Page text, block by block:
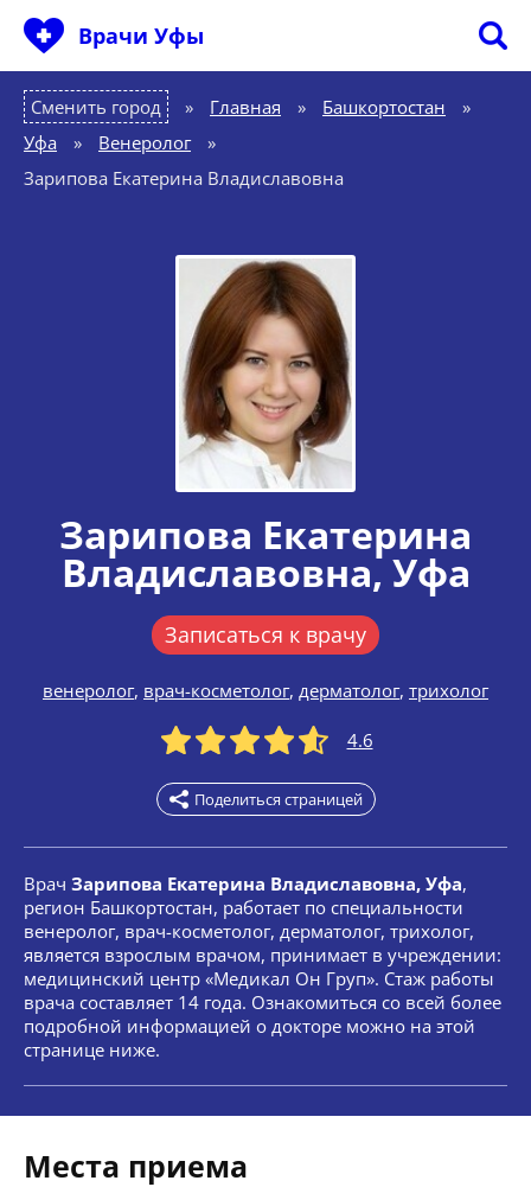
Врачи Уфы
Сменить город Главная » Башкортостан
»
Уфа
» Венеролог
»
Зарипова Екатерина Владиславовна
Зарипова Екатерина
Владиславовна, Уфа
Записаться к врачу
венеролог, врач-косметолог, дерматолог, трихолог
4.6
Поделиться страницей
Врач Зарипова Екатерина Владиславовна, Уфа,
регион Башкортостан, работает по специальности
венеролог, врач-косметолог, дерматолог, трихолог,
является взрослым врачом, принимает в учреждении:
медицинский центр «Медикал Он Груп». Стаж работы
врача составляет 14 года. Ознакомиться со всей более
подробной информацией о докторе можно на этой
странице ниже.
Места приема